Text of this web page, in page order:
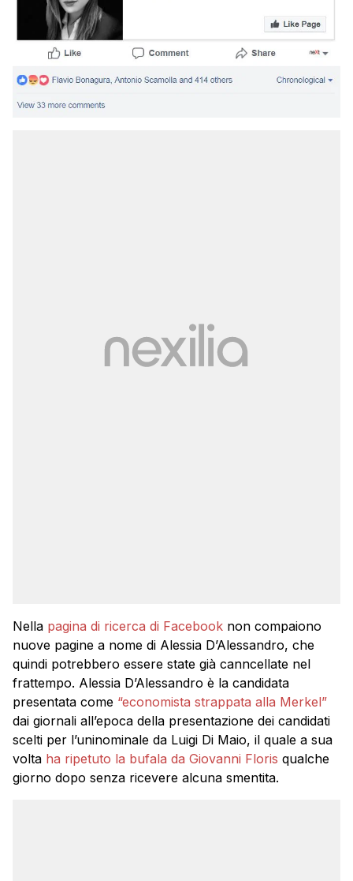
Nella pagina di ricerca di Facebook non compaiono
nuove pagine a nome di Alessia D’Alessandro, che
quindi potrebbero essere state già canncellate nel
frattempo. Alessia D’Alessandro è la candidata
presentata come “economista strappata alla Merkel”
dai giornali all’epoca della presentazione dei candidati
scelti per l’uninominale da Luigi Di Maio, il quale a sua
volta ha ripetuto la bufala da Giovanni Floris qualche
giorno dopo senza ricevere alcuna smentita.